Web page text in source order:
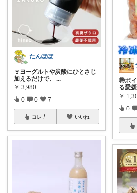
たんぽぽ
🍷ヨーグルトや炭酸にひとさじ
加えるだけで、
...
￥ 3,980
0 0 7
コレ いいね
🉐ポ
る愛
￥
0